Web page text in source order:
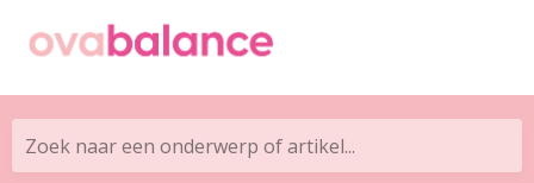
Zoek naar een onderwerp of artikel...